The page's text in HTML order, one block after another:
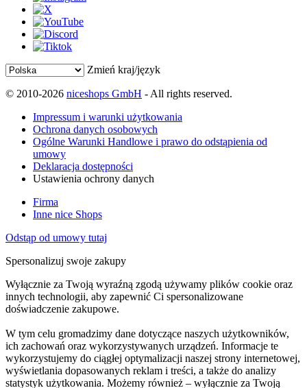
Zmień kraj/język
© 2010-2026 niceshops GmbH - All rights reserved.
Impressum i warunki użytkowania
Ochrona danych osobowych
Ogólne Warunki Handlowe i prawo do odstąpienia od
umowy
Deklaracja dostępności
Ustawienia ochrony danych
Firma
Inne nice Shops
Odstąp od umowy tutaj
Spersonalizuj swoje zakupy
Wyłącznie za Twoją wyraźną zgodą używamy plików cookie oraz
innych technologii, aby zapewnić Ci spersonalizowane
doświadczenie zakupowe.
W tym celu gromadzimy dane dotyczące naszych użytkowników,
ich zachowań oraz wykorzystywanych urządzeń. Informacje te
wykorzystujemy do ciągłej optymalizacji naszej strony internetowej,
wyświetlania dopasowanych reklam i treści, a także do analizy
statystyk użytkowania. Możemy również – wyłącznie za Twoją